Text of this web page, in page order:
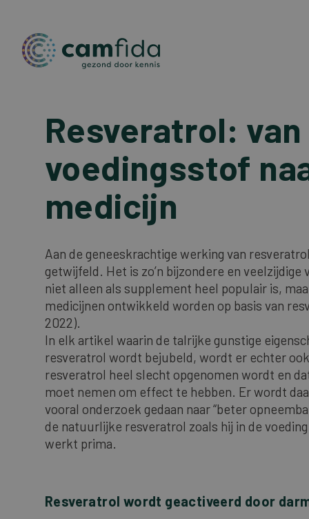
OverslaanResveratrol: van
voedingsstof
medicijn
Aan de geneeskrachtige werking van
getwijfeld. Het is zo’n bijzondere en veelzijdige
niet alleen als supplement heel populair is,
medicijnen ontwikkeld worden op basis van
2022).
In elk artikel waarin de talrijke gunstige
resveratrol wordt bejubeld, wordt er echter
resveratrol heel slecht opgenomen wordt en
moet nemen om effect te hebben. Er wordt
vooral onderzoek gedaan naar “beter
de natuurlijke resveratrol zoals hij in de
werkt prima.
Resveratrol wordt geactiveerd door